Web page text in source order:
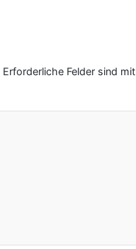
Erforderliche Felder sind mit